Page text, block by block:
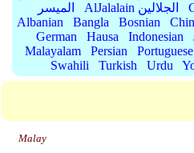
الميسر
AlJalalain الجلالين
Albanian
Bangla Bosnian
German
Hausa Indonesian
Malayalam
Persian Portuguese
Swahili
Turkish Urdu
Malay